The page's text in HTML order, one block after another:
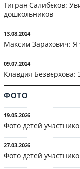
Тигран Салибеков:
дошкольников
13.08.2024
Максим Зарахович: Я
09.07.2024
Клавдия Безверхова:
ФОТО
19.05.2026
Фото детей
27.03.2026
Фото детей